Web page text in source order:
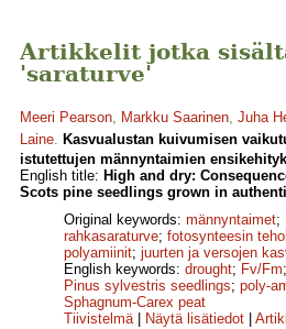
Artikkelit jotka
'saraturve'
Meeri Pearson, Markku Saarinen, Juha
Laine. Kasvualustan kuivumisen
istutettujen männyntaimien
English title: High and dry:
Scots pine seedlings grown in
Original keywords: männyntaimet;
rahkasaraturve; fotosynteesin
polyamiinit; juurten ja versojen
English keywords: drought; Fv/Fm;
Pinus sylvestris seedlings; poly-
Sphagnum-Carex peat
Tiivistelmä| Näytä lisätiedot